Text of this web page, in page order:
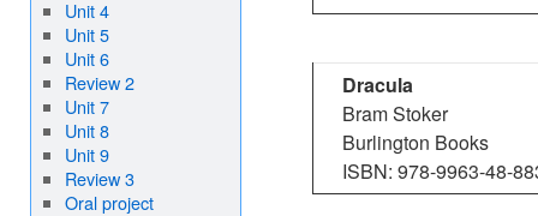
Unit 4
Unit 5
Unit 6
Review 2
Unit 7
Unit 8
Unit 9
Review 3
Oral project
Dracula
Bram Stoker
Burlington Books
ISBN: 978-9963-48-